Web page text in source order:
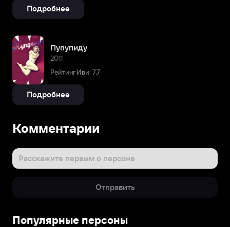
Подробнее
Пупупиду
2011
Рейтинг Иви: 7,7
Подробнее
Комментарии
Расскажите первым о персоне
Отправить
Популярные персоны